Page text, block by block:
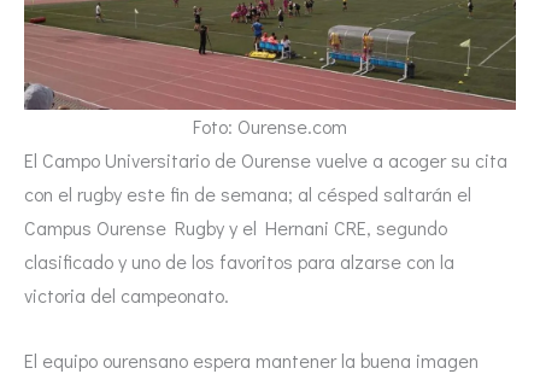
Foto: Ourense.com
El Campo Universitario de Ourense vuelve a acoger su cita
con el rugby este fin de semana; al césped saltarán el
Campus Ourense Rugby y el Hernani CRE, segundo
clasificado y uno de los favoritos para alzarse con la
victoria del campeonato.
El equipo ourensano espera mantener la buena imagen